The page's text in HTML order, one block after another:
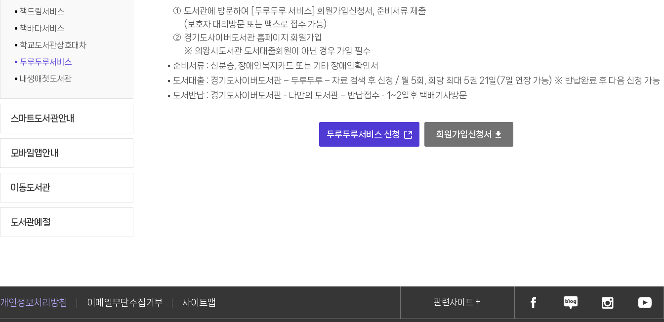
책드림서비스
책바다서비스
학교도서관상호대차
두루두루서비스
내생애첫도서관
스마트도서관안내
모바일앱안내
이동도서관
도서관예절
도서관에 방문하여 [두루두루 서비스] 회원가입신청서, 준비서류 제출
(보호자 대리방문 또는 팩스로 접수 가능)
경기도사이버도서관 홈페이지 회원가입
※ 의왕시도서관 도서대출회원이 아닌 경우 가입 필수
준비서류 : 신분증, 장애인복지카드 또는 기타 장애인확인서
도서대출 : 경기도사이버도서관 – 두루두루 – 자료 검색 후 신청 / 월 5회, 회당 최대 5권 21일(7일 연장 가능) ※ 반납완료 후 다음 신청 가능
도서반납 : 경기도사이버도서관 - 나만의 도서관 – 반납접수 - 1~2일후 택배기사방문
두루두루서비스 신청 회원가입신청서
개인정보처리방침 이메일무단수집거부 사이트맵 관련사이트 +